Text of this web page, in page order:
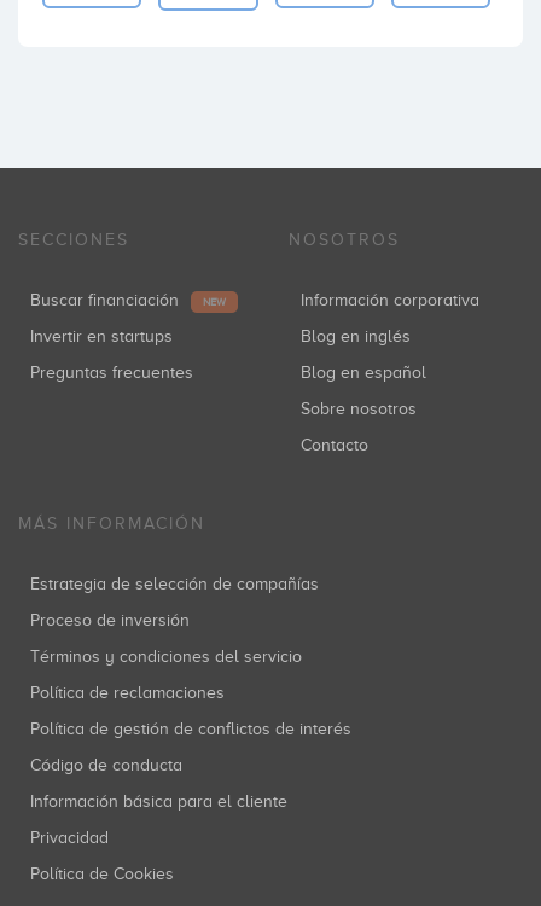
SECCIONES
Buscar financiación NEW
Invertir en startups
Preguntas frecuentes
NOSOTROS
Información corporativa
Blog en inglés
Blog en español
Sobre nosotros
Contacto
MÁS INFORMACIÓN
Estrategia de selección de compañías
Proceso de inversión
Términos y condiciones del servicio
Política de reclamaciones
Política de gestión de conflictos de interés
Código de conducta
Información básica para el cliente
Privacidad
Política de Cookies